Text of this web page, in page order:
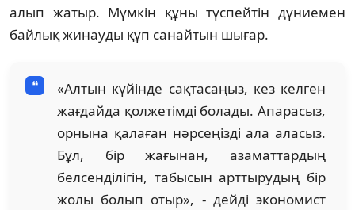
алып жатыр. Мүмкін құны түспейтін дүниемен
байлық жинауды құп санайтын шығар.
«Алтын күйінде сақтасаңыз, кез келген
жағдайда қолжетімді болады. Апарасыз,
орнына қалаған нәрсеңізді ала аласыз.
Бұл, бір жағынан, азаматтардың
белсенділігін, табысын арттырудың бір
жолы болып отыр», - дейді экономист